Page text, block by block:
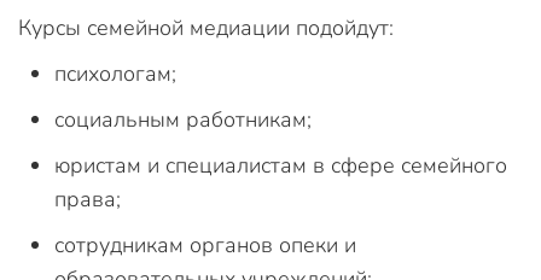
Курсы семейной медиации подойдут:
психологам;
социальным работникам;
юристам и специалистам в сфере семейного
права;
сотрудникам органов опеки и